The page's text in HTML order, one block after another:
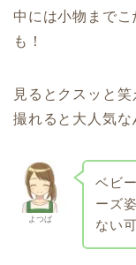
中には小物まで
も！
見るとクスッと
撮れると大人気な
よつば
ベビ
ーズ
ない